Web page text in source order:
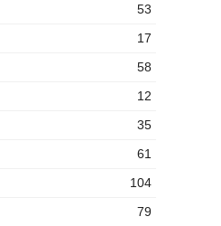
53
17
58
12
35
61
104
79